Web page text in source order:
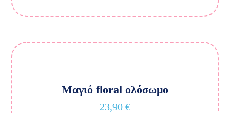
Μαγιό floral ολόσωμο
23,90 €